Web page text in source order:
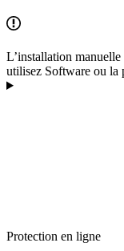
L’installation
utilisez Software ou la
Protection en ligne